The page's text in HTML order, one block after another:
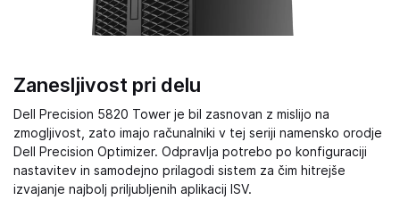
Zanesljivost pri delu
Dell Precision 5820 Tower je bil zasnovan z mislijo na
zmogljivost, zato imajo računalniki v tej seriji namensko orodje
Dell Precision Optimizer. Odpravlja potrebo po konfiguraciji
nastavitev in samodejno prilagodi sistem za čim hitrejše
izvajanje najbolj priljubljenih aplikacij ISV.